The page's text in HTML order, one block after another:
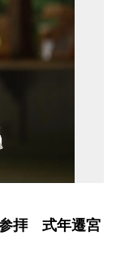
参拝 式年遷宮